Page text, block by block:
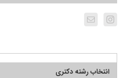
انتخاب رشته دکتری